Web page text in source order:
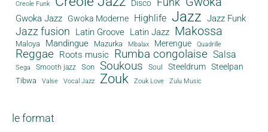
Creole Funk
Disco
Gwoka Jazz Gwoka Moderne Highlife Jazz Jazz Funk
Jazz fusion Latin Groove Latin Jazz Makossa
Maloya Mandingue Mazurka Mbalax Merengue Quadrille
Reggae Roots music Rumba congolaise Salsa
Sega Smooth jazz Son Soukous Soul Steeldrum Steelpan
Tibwa Valse Vocal Jazz Zouk Zouk Love Zulu Music
le format